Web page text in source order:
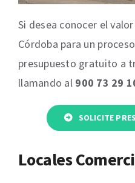
Si desea conocer el
Córdoba para un
presupuesto gratuito a
llamando al 900 73 29
SOLICITE
Locales